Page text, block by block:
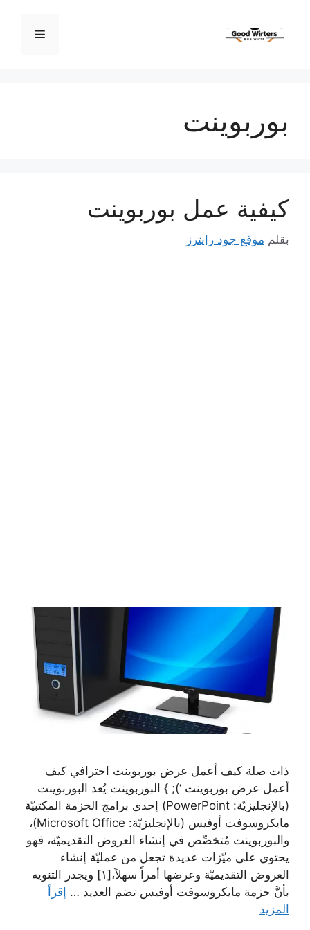
المحتوى
القائمة
بوربوينت
كيفية عمل بوربوينت
بقلم موقع جود رايترز
ذات صلة كيف أعمل عرض بوربوينت احترافي كيف
أعمل عرض بوربوينت ‘); } البوربوينت يُعد البوربوينت
(بالإنجليزيّة: PowerPoint) إحدى برامج الحزمة المكتبيّة
مايكروسوفت أوفيس (بالإنجليزيّة: Microsoft Office)،
والبوربوينت مُتخصِّص في إنشاء العروض التقديميّة، فهو
يحتوي على ميّزات عديدة تجعل من عمليّة إنشاء
العروض التقديميّة وعرضها أمراً سهلاً،[١] ويجدر التنويه
بأنَّ حزمة مايكروسوفت أوفيس تضم العديد … إقرأ
المزيد